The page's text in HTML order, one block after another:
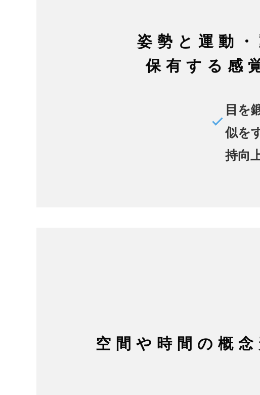
姿勢と運動
保有する感
目を
似を
持向
空間や時間の概